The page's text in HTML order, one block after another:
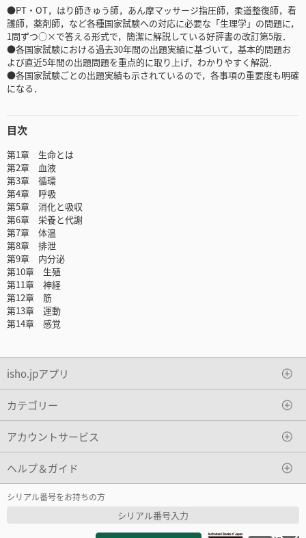
●PT・OT，はり師きゅう師，あん摩マッサージ指圧師，柔道整復師，看
護師，薬剤師，など各種国家試験への対応に必要な「生理学」の問題に，
1問ずつ○×で答える形式で，簡潔に解説している好評書の改訂第5版．
●各国家試験における過去30年間の出題実績に基づいて，基本的問題お
よび直近5年間の出題問題を重点的に取り上げ，わかりやすく解説．
●各国家試験ごとの出題実績も示されているので，各事項の重要度も明確
になる．
目次
第1章 生命とは
第2章 血液
第3章 循環
第4章 呼吸
第5章 消化と吸収
第6章 栄養と代謝
第7章 体温
第8章 排泄
第9章 内分泌
第10章 生殖
第11章 神経
第12章 筋
第13章 運動
第14章 感覚
isho.jpアプリ
カテゴリー
アカウントサービス
ヘルプ＆ガイド
シリアル番号をお持ちの方
シリアル番号入力